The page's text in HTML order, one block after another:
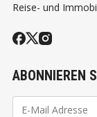
Reise- und
ABONNIEREN